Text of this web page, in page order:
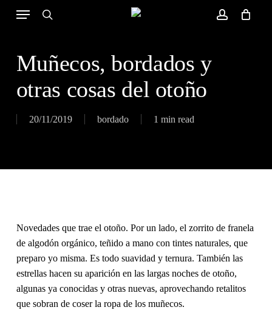
Menu
Muñecos, bordados y
otras cosas del otoño
20/11/2019 bordado 1 min read
Novedades que trae el otoño. Por un lado, el zorrito de franela
de algodón orgánico, teñido a mano con tintes naturales, que
preparo yo misma. Es todo suavidad y ternura. También las
estrellas hacen su aparición en las largas noches de otoño,
algunas ya conocidas y otras nuevas, aprovechando retalitos
que sobran de coser la ropa de los muñecos.